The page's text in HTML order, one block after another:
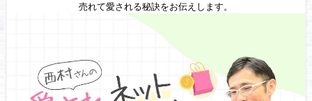
売れて愛される秘訣をお伝えします。